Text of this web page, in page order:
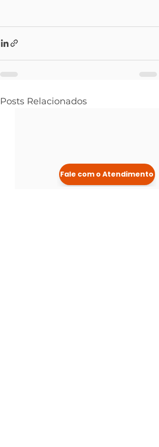
Posts Relacionados